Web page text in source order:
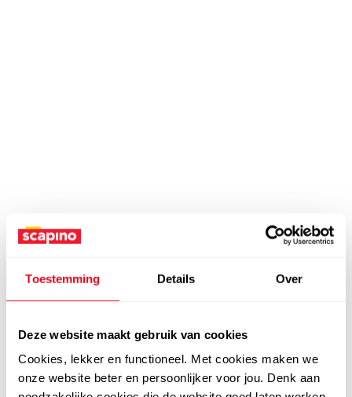
Toestemming Details Over
Deze website maakt gebruik van cookies
Cookies, lekker en functioneel. Met cookies maken we
onze website beter en persoonlijker voor jou. Denk aan